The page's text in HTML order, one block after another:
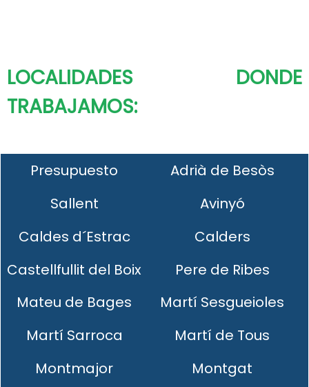
LOCALIDADES DONDE
TRABAJAMOS:
Presupuesto
Adrià de Besòs
Sallent
Avinyó
Caldes d´Estrac
Calders
Castellfullit del Boix
Pere de Ribes
Mateu de Bages
Martí Sesgueioles
Martí Sarroca
Martí de Tous
Montmajor
Montgat